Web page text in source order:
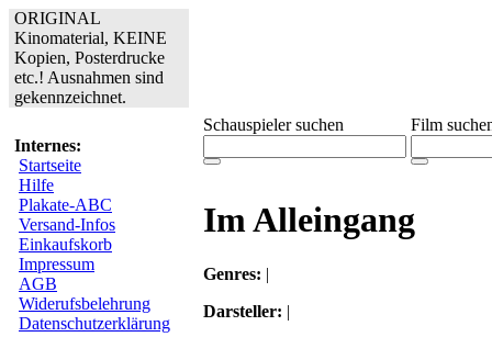
ORIGINAL
Kinomaterial, KEINE
Kopien, Posterdrucke
etc.! Ausnahmen sind
gekennzeichnet.
Internes:
Startseite
Hilfe
Plakate-ABC
Versand-Infos
Einkaufskorb
Impressum
AGB
Widerufsbelehrung
Datenschutzerklärung
Schauspieler suchen Film
Im Alleingang
Genres: |
Darsteller: |